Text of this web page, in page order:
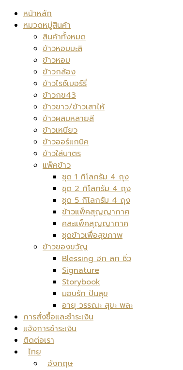
หน้าหลัก
หมวดหมู่สินค้า
สินค้าทั้งหมด
ข้าวหอมมะลิ
ข้าวหอม
ข้าวกล้อง
ข้าวไรซ์เบอร์รี่
ข้าวกข43
ข้าวขาว/ข้าวเสาไห้
ข้าวผสมหลายสี
ข้าวเหนียว
ข้าวออร์แกนิค
ข้าวใส่บาตร
แพ็คข้าว
ชุด 1 กิโลกรัม 4 ถุง
ชุด 2 กิโลกรัม 4 ถุง
ชุด 5 กิโลกรัม 4 ถุง
ข้าวแพ็คสุญญากาศ
คละแพ็คสุญญากาศ
ชุดข้าวเพื่อสุขภาพ
ข้าวของขวัญ
Blessing ฮก ลก ซิ่ว
Signature
Storybook
มอบรัก ปันสุข
อายุ วรรณะ สุขะ พละ
การสั่งซื้อและชำระเงิน
แจ้งการชำระเงิน
ติดต่อเรา
ไทย
อังกฤษ